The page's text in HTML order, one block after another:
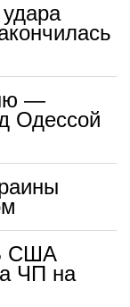
—
Одессой
США
ЧП на